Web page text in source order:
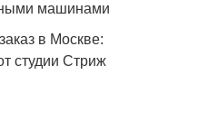
машинами
в Москве:
студии Стриж